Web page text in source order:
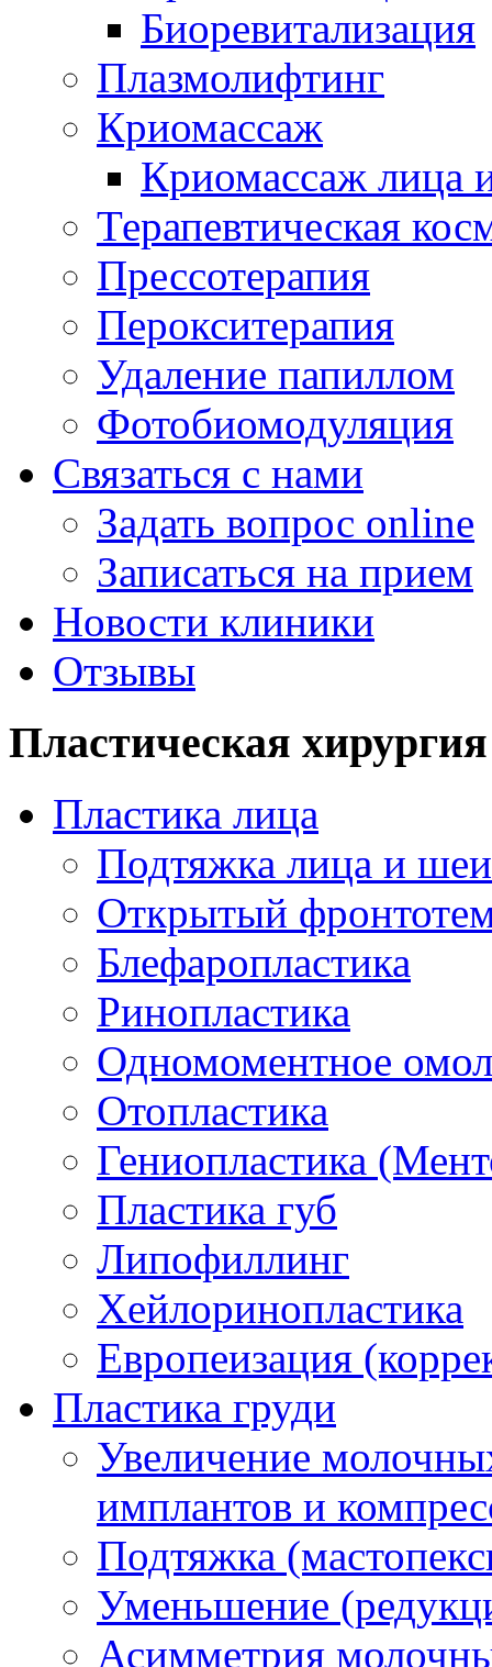
Биоревитализация
Плазмолифтинг
Криомассаж
Криомассаж лица
Терапевтическая
Прессотерапия
Перокситерапия
Удаление папиллом
Фотобиомодуляция
Связаться с нами
Задать вопрос online
Записаться на прием
Новости клиники
Отзывы
Пластическая хирургия
Пластика лица
Подтяжка лица и шеи
Открытый
Блефаропластика
Ринопластика
Одномоментное
Отопластика
Гениопластика
Пластика губ
Липофиллинг
Хейлоринопластика
Европеизация
Пластика груди
Увеличение
имплантов и
Подтяжка
Уменьшение
Асимметрия